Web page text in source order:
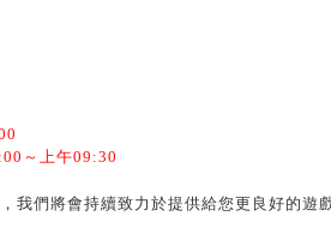
～上午09:30
我們將會持續致力於提供給您更良好的遊